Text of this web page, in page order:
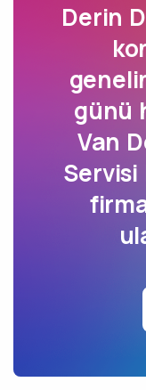
Derin
günü
Van